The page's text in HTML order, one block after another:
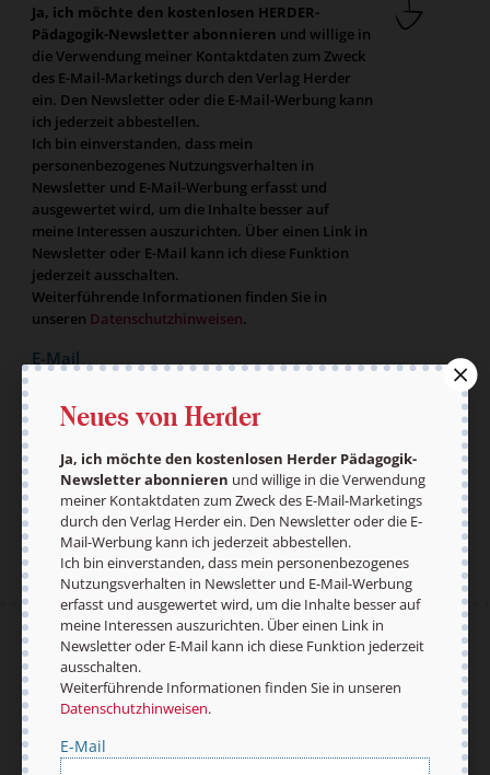
Ja, ich möchte den kostenlosen HERDER-
Pädagogik-Newsletter abonnieren und willige in
die Verwendung meiner Kontaktdaten zum Zweck
des E-Mail-Marketings durch den Verlag Herder
ein. Den Newsletter oder die E-Mail-Werbung kann
ich jederzeit abbestellen.
Ich bin einverstanden, dass mein
personenbezogenes Nutzungsverhalten in
Newsletter und E-Mail-Werbung erfasst und
ausgewertet wird, um die Inhalte besser auf
meine Interessen auszurichten. Über einen Link in
Newsletter oder E-Mail kann ich diese Funktion
jederzeit ausschalten.
Weiterführende Informationen finden Sie in
unseren Datenschutzhinweisen.
E-Mail
Jetzt anmelden
AGB und Widerrufsbelehrung
Datenschutz
Neues von Herder
Ja, ich möchte den kostenlosen Herder Pädagogik-
Newsletter abonnieren und willige in die Verwendung
meiner Kontaktdaten zum Zweck des E-Mail-Marketings
durch den Verlag Herder ein. Den Newsletter oder die E-
Mail-Werbung kann ich jederzeit abbestellen.
Ich bin einverstanden, dass mein personenbezogenes
Nutzungsverhalten in Newsletter und E-Mail-Werbung
erfasst und ausgewertet wird, um die Inhalte besser auf
meine Interessen auszurichten. Über einen Link in
Newsletter oder E-Mail kann ich diese Funktion jederzeit
ausschalten.
Weiterführende Informationen finden Sie in unseren
Datenschutzhinweisen.
E-Mail